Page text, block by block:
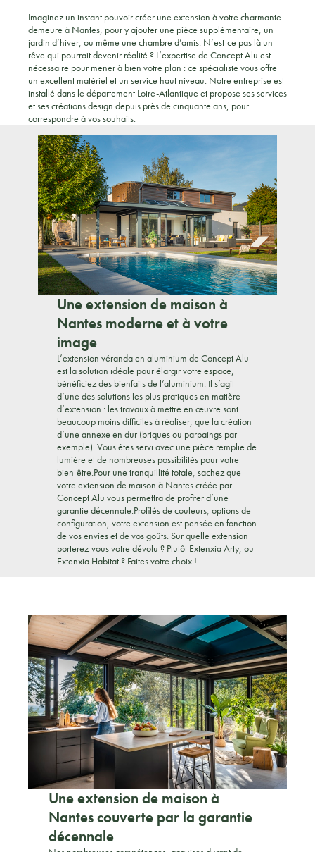
Imaginez un instant pouvoir créer une extension à votre charmante
demeure à Nantes, pour y ajouter une pièce supplémentaire, un
jardin d’hiver, ou même une chambre d’amis. N’est-ce pas là un
rêve qui pourrait devenir réalité ? L’expertise de Concept Alu est
nécessaire pour mener à bien votre plan : ce spécialiste vous offre
un excellent matériel et un service haut niveau. Notre entreprise est
installé dans le département Loire-Atlantique et propose ses services
et ses créations design depuis près de cinquante ans, pour
correspondre à vos souhaits.
Une extension de maison à
Nantes moderne et à votre
image
L’extension véranda en aluminium de Concept Alu
est la solution idéale pour élargir votre espace,
bénéficiez des bienfaits de l’aluminium. Il s’agit
d’une des solutions les plus pratiques en matière
d’extension : les travaux à mettre en œuvre sont
beaucoup moins difficiles à réaliser, que la création
d’une annexe en dur (briques ou parpaings par
exemple). Vous êtes servi avec une pièce remplie de
lumière et de nombreuses possibilités pour votre
bien-être.Pour une tranquillité totale, sachez que
votre extension de maison à Nantes créée par
Concept Alu vous permettra de profiter d’une
garantie décennale.Profilés de couleurs, options de
configuration, votre extension est pensée en fonction
de vos envies et de vos goûts. Sur quelle extension
porterez-vous votre dévolu ? Plutôt Extenxia Arty, ou
Extenxia Habitat ? Faites votre choix !
Une extension de maison à
Nantes couverte par la garantie
décennale